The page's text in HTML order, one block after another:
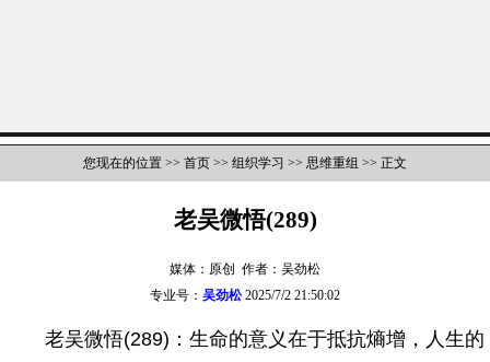
您现在的位置 >> 首页 >> 组织学习 >> 思维重组 >> 正文
老吴微悟(289)
媒体：原创 作者：吴劲松
专业号： 吴劲松2025/7/2 21:50:02
老吴微悟(289)：生命的意义在于抵抗熵增，人生的